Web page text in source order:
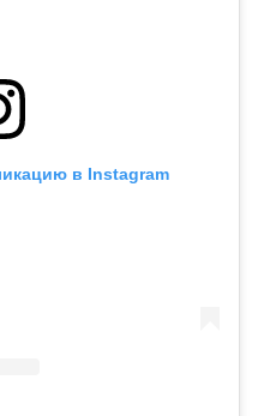
в Instagram